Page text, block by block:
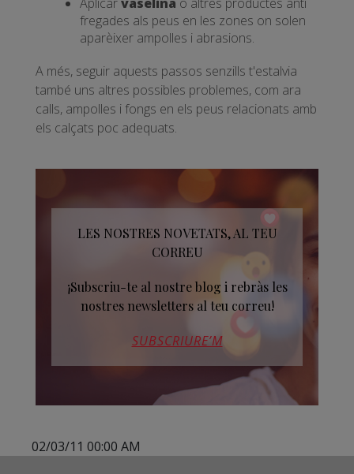
fregades als peus en les zones on solen
aparèixer ampolles i abrasions.
A més, seguir aquests passos senzills t'estalvia
també uns altres possibles problemes, com ara
calls, ampolles i fongs en els peus relacionats amb
els calçats poc adequats.
LES NOSTRES NOVETATS, AL TEU
CORREU
¡Subscriu-te al nostre blog i rebràs les
nostres newsletters al teu correu!
SUBSCRIURE’M
02/03/11 00:00 AM